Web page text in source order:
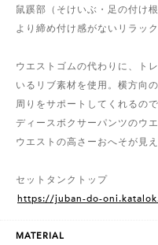
鼠蹊部（そけいぶ・足の付け
より締め付け感がないリラック
ウエストゴムの代わりに、ト
いるリブ素材を使用。横方向
周りをサポートしてくれるの
ディースボクサーパンツのウ
ウエストの高さーおへそが見え
セットタンクトップ
https://juban-do-
MATERIAL